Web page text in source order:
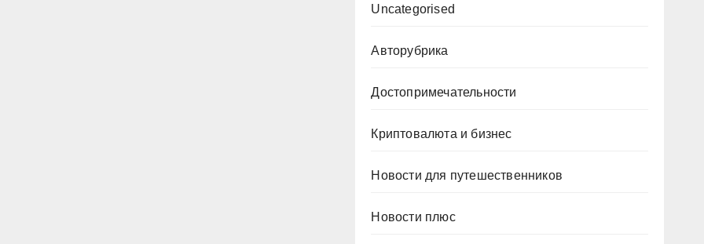
Uncategorised
Авторубрика
Достопримечательности
Криптовалюта и бизнес
Новости для путешественников
Новости плюс